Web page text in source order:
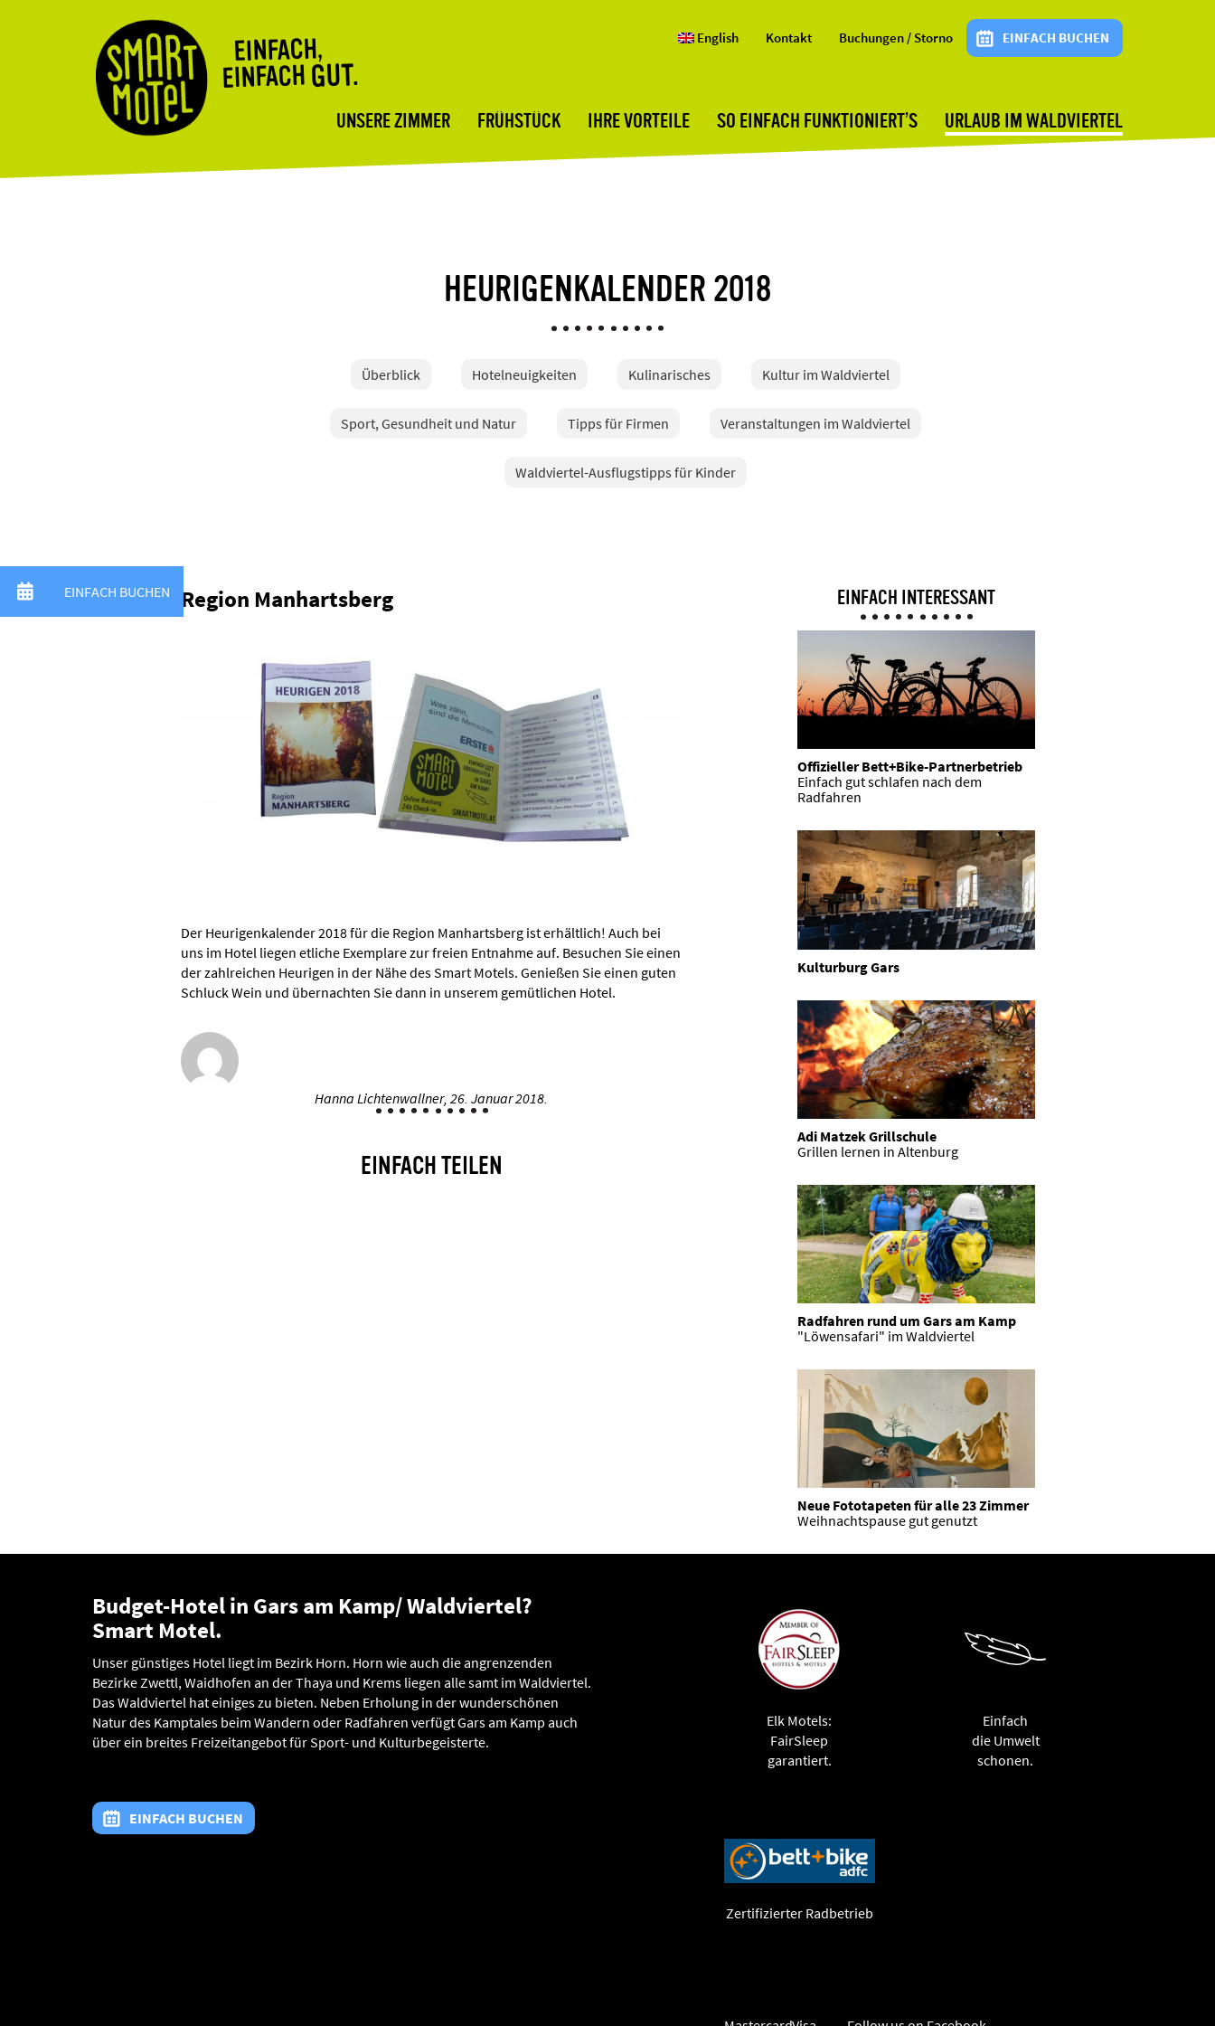
EINFACH,
EINFACH GUT.
UNSERE ZIMMER FRÜHSTÜCK IHRE VORTEILE SO EINFACH FUNKTIONIERT’S URLAUB IM WALDVIERTEL
English Kontakt Buchungen / Storno EINFACH BUCHEN
HEURIGENKALENDER 2018
Überblick Hotelneuigkeiten Kulinarisches Kultur im Waldviertel
Sport, Gesundheit und Natur Tipps für Firmen Veranstaltungen im Waldviertel
Waldviertel-Ausflugstipps für Kinder
Region Manhartsberg
Der Heurigenkalender 2018 für die Region Manhartsberg ist erhältlich! Auch bei
uns im Hotel liegen etliche Exemplare zur freien Entnahme auf. Besuchen Sie einen
der zahlreichen Heurigen in der Nähe des Smart Motels. Genießen Sie einen guten
Schluck Wein und übernachten Sie dann in unserem gemütlichen Hotel.
Hanna Lichtenwallner, 26. Januar 2018.
EINFACH TEILEN
EINFACH INTERESSANT
Offizieller Bett+Bike-Partnerbetrieb
Einfach gut schlafen nach dem
Radfahren
Kulturburg Gars
Adi Matzek Grillschule
Grillen lernen in Altenburg
Radfahren rund um Gars am Kamp
"Löwensafari" im Waldviertel
Neue Fototapeten für alle 23 Zimmer
Weihnachtspause gut genutzt
Budget-Hotel in Gars am Kamp/ Waldviertel?
Smart Motel.
Unser günstiges Hotel liegt im Bezirk Horn. Horn wie auch die angrenzenden
Bezirke Zwettl, Waidhofen an der Thaya und Krems liegen alle samt im Waldviertel.
Das Waldviertel hat einiges zu bieten. Neben Erholung in der wunderschönen
Natur des Kamptales beim Wandern oder Radfahren verfügt Gars am Kamp auch
über ein breites Freizeitangebot für Sport- und Kulturbegeisterte.
EINFACH BUCHEN
Elk Motels:
FairSleep
garantiert.
Einfach
die Umwelt
schonen.
Zertifizierter Radbetrieb